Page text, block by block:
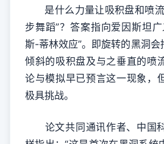
是什么力量让吸积盘和喷流
步舞蹈”？答案指向爱因斯坦
斯-蒂林效应”。即旋转的黑洞
倾斜的吸积盘及与之垂直的喷
论与模拟早已预言这一现象，
极具挑战。
论文共同通讯作者、中国